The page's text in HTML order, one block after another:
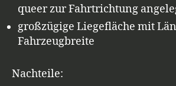
queer zur Fahrtrichtung
großzügige Liegefläche mit
Fahrzeugbreite
Nachteile: